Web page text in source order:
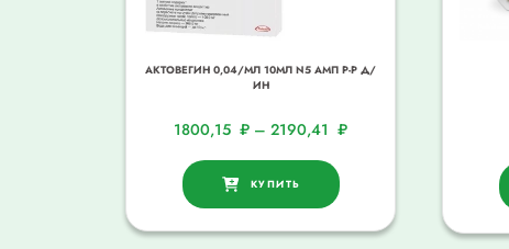
АКТОВЕГИН 0,04/МЛ 10МЛ N5 АМП Р-Р Д/
ИН
1800,15₽ –2190,41₽
КУПИТЬ